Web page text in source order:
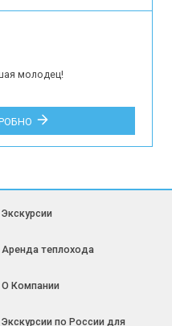
молодец!
участии в индивидуальной
для 3 гостей на
Экскурсии
Аренда теплохода
О Компании
Экскурсии по России для